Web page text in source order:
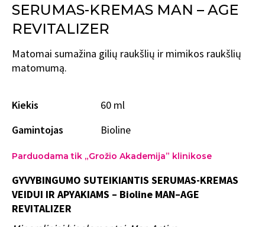
SERUMAS-KREMAS MAN – AGE
REVITALIZER
Matomai sumažina gilių raukšlių ir mimikos raukšlių
matomumą.
Kiekis
60 ml
Gamintojas
Bioline
Parduodama tik „Grožio Akademija” klinikose
GYVYBINGUMO SUTEIKIANTIS SERUMAS-KREMAS
VEIDUI IR APYAKIAMS – Bioline MAN–AGE
REVITALIZER